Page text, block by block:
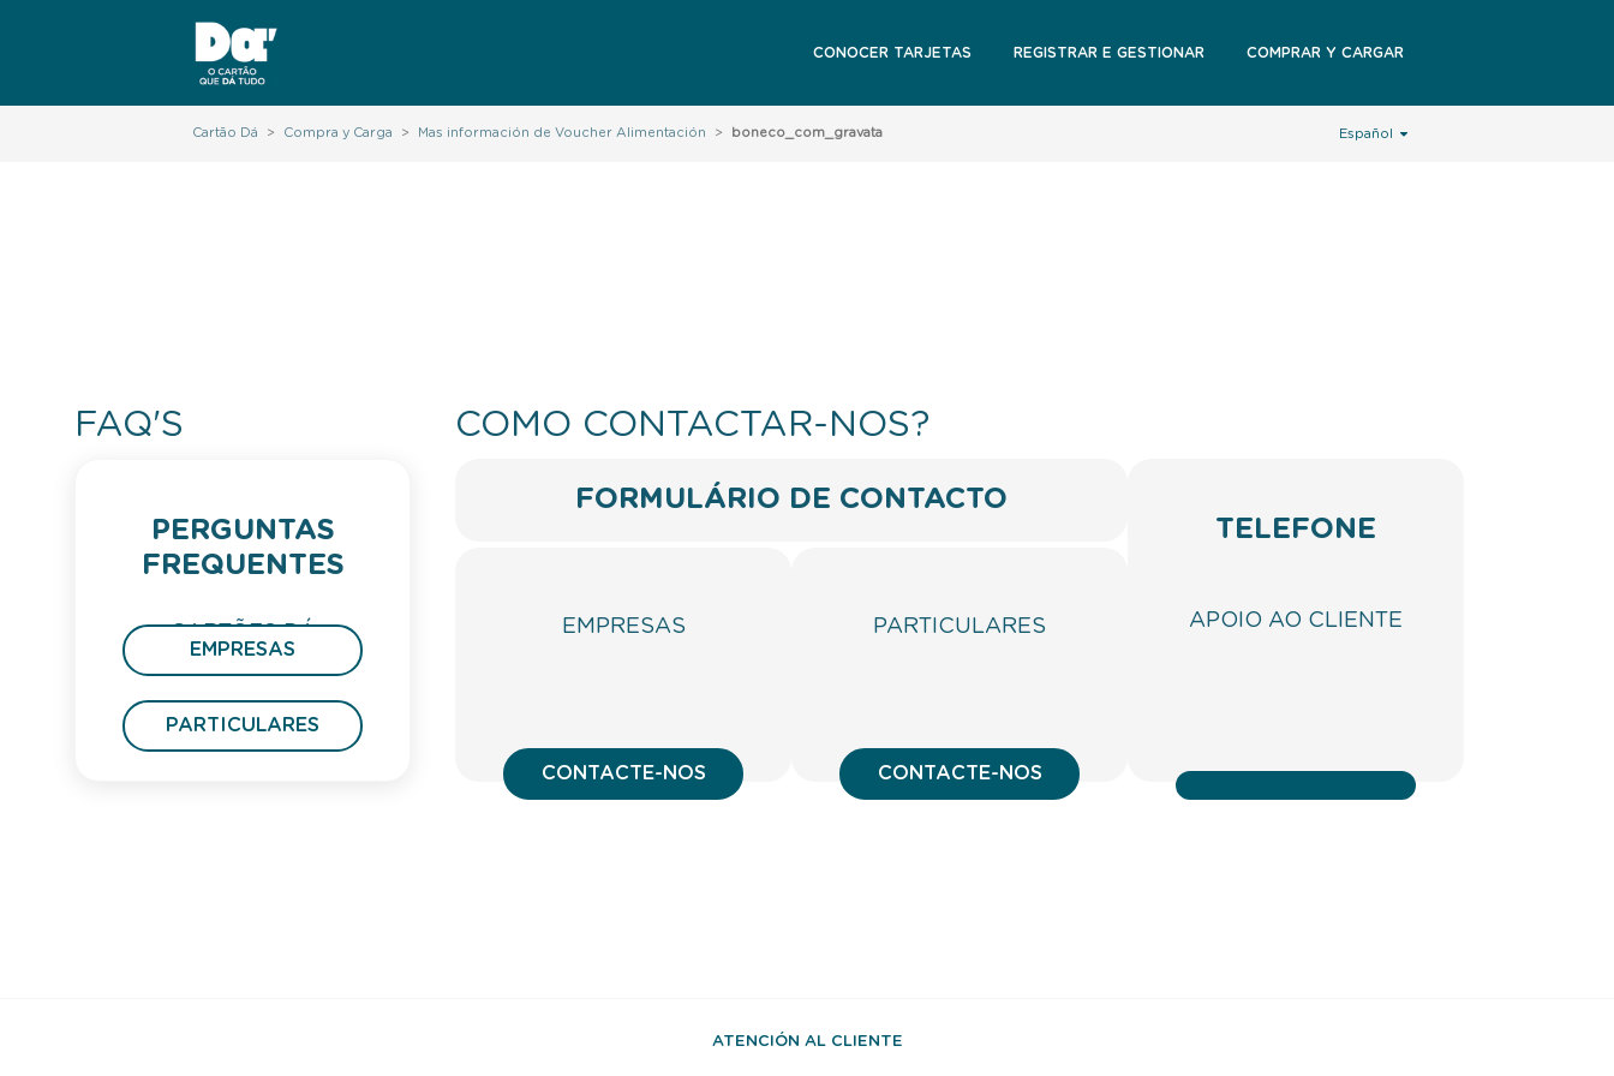
CONOCER TARJETAS REGISTRAR E GESTIONAR COMPRAR Y CARGAR
Cartão Dá > Compra y Carga > Mas información de Voucher Alimentación > boneco_com_gravata Español
FAQ'S
PERGUNTAS
FREQUENTES
CARTÕES DÁ
PRESENTE
EMPRESAS
PARTICULARES
COMO CONTACTAR-NOS?
FORMULÁRIO DE CONTACTO
EMPRESAS
CONTACTE-NOS
PARTICULARES
CONTACTE-NOS
TELEFONE
APOIO AO CLIENTE
ATENCIÓN AL CLIENTE